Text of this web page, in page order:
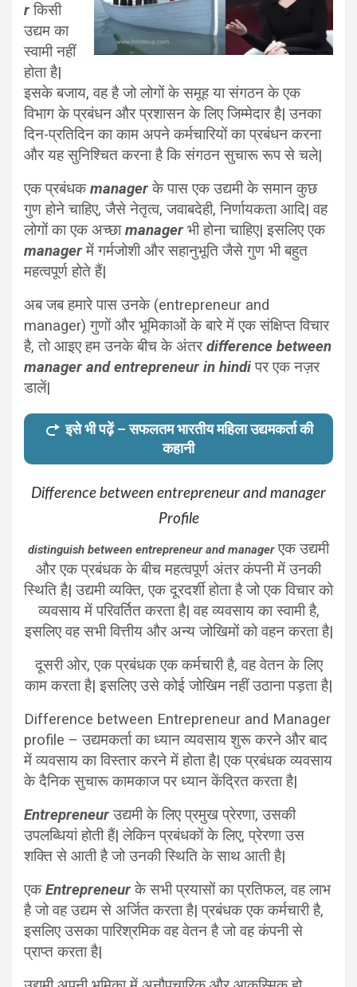
rकिसी
उद्यम का
स्वामी नहीं
होता है|
इसके बजाय, वह है जो लोगों के समूह या संगठन के एक
विभाग के प्रबंधन और प्रशासन के लिए जिम्मेदार है| उनका
दिन-प्रतिदिन का काम अपने कर्मचारियों का प्रबंधन करना
और यह सुनिश्चित करना है कि संगठन सुचारू रूप से चले|
एक प्रबंधकmanagerके पास एक उद्यमी के समान कुछ
गुण होने चाहिए, जैसे नेतृत्व, जवाबदेही, निर्णायकता आदि| वह
लोगों का एक अच्छाmanager भी होना चाहिए| इसलिए एक
managerमें गर्मजोशी और सहानुभूति जैसे गुण भी बहुत
महत्वपूर्ण होते हैं|
अब जब हमारे पास उनके (entrepreneur and
manager) गुणों और भूमिकाओं के बारे में एक संक्षिप्त विचार
है, तो आइए हम उनके बीच के अंतरdifference between
manager and entrepreneur in hindi पर एक नज़र
डालें|
इसे भी पढ़ें – सफलतम भारतीय महिला उद्यमकर्ता की
कहानी
Difference between entrepreneur and manager
Profile
distinguish between entrepreneur and managerएक उद्यमी
और एक प्रबंधक के बीच महत्वपूर्ण अंतर कंपनी में उनकी
स्थिति है| उद्यमी व्यक्ति, एक दूरदर्शी होता है जो एक विचार को
व्यवसाय में परिवर्तित करता है| वह व्यवसाय का स्वामी है,
इसलिए वह सभी वित्तीय और अन्य जोखिमों को वहन करता है|
दूसरी ओर, एक प्रबंधक एक कर्मचारी है, वह वेतन के लिए
काम करता है| इसलिए उसे कोई जोखिम नहीं उठाना पड़ता है|
Difference between Entrepreneur and Manager
profile – उद्यमकर्ता का ध्यान व्यवसाय शुरू करने और बाद
में व्यवसाय का विस्तार करने में होता है| एक प्रबंधक व्यवसाय
के दैनिक सुचारू कामकाज पर ध्यान केंद्रित करता है|
Entrepreneurउद्यमी के लिए प्रमुख प्रेरणा, उसकी
उपलब्धियां होती हैं| लेकिन प्रबंधकों के लिए, प्रेरणा उस
शक्ति से आती है जो उनकी स्थिति के साथ आती है|
एकEntrepreneurके सभी प्रयासों का प्रतिफल, वह लाभ
है जो वह उद्यम से अर्जित करता है| प्रबंधक एक कर्मचारी है,
इसलिए उसका पारिश्रमिक वह वेतन है जो वह कंपनी से
प्राप्त करता है|